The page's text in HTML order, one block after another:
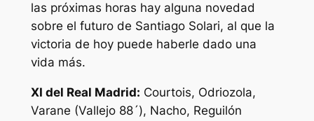
las próximas horas hay alguna novedad
sobre el futuro de Santiago Solari, al que la
victoria de hoy puede haberle dado una
vida más.
XI del Real Madrid: Courtois, Odriozola,
Varane (Vallejo 88´), Nacho, Reguilón